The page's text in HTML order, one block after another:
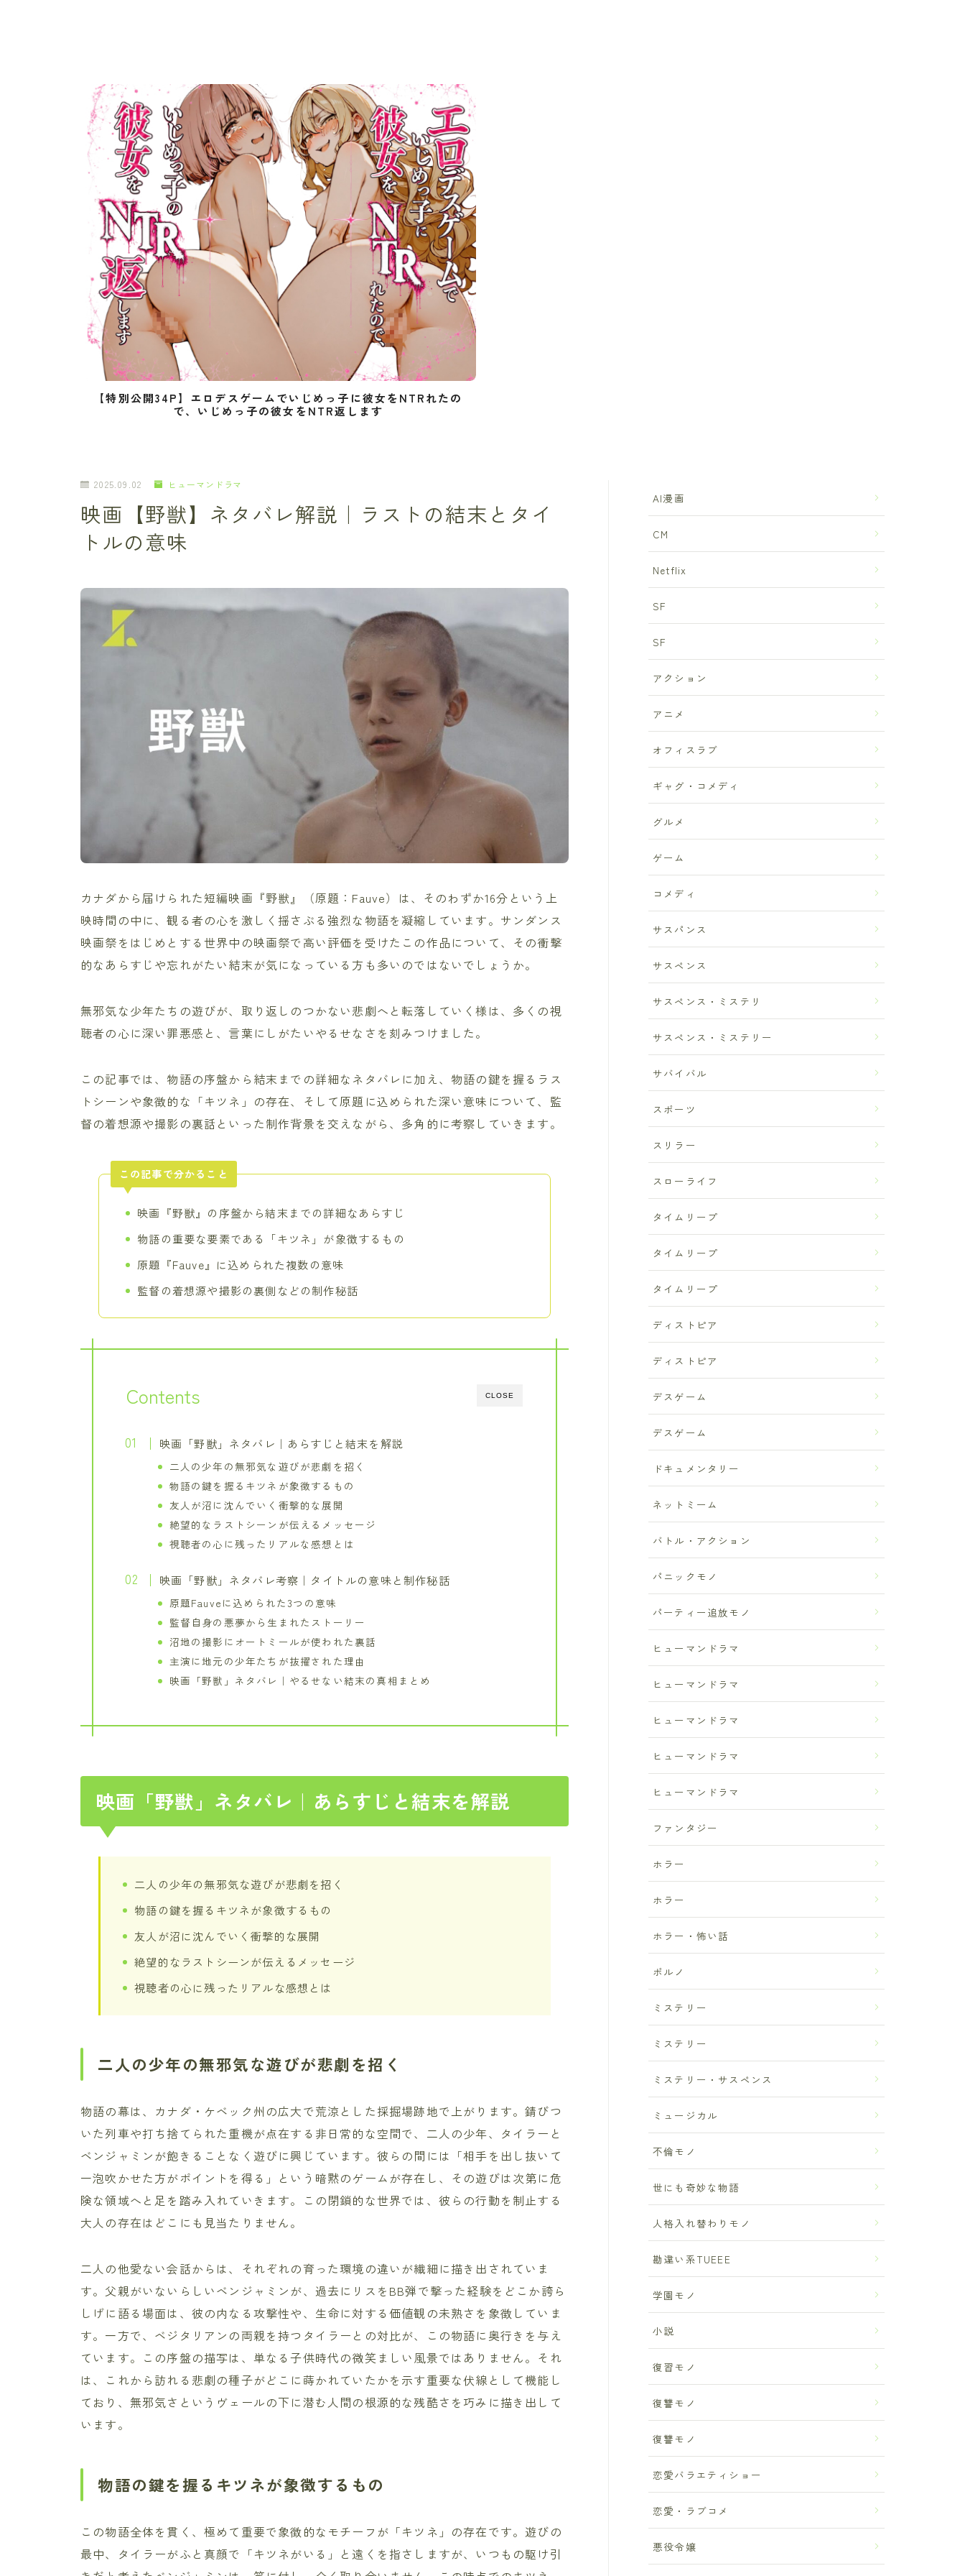
【特別公開34P】エロデスゲームでいじめっ子に彼女をNTRれたの
で、いじめっ子の彼女をNTR返します
2025.09.02 ヒューマンドラマ
映画【野獣】ネタバレ解説｜ラストの結末とタイ
トルの意味
カナダから届けられた短編映画『野獣』（原題：Fauve）は、そのわずか16分という上
映時間の中に、観る者の心を激しく揺さぶる強烈な物語を凝縮しています。サンダンス
映画祭をはじめとする世界中の映画祭で高い評価を受けたこの作品について、その衝撃
的なあらすじや忘れがたい結末が気になっている方も多いのではないでしょうか。
無邪気な少年たちの遊びが、取り返しのつかない悲劇へと転落していく様は、多くの視
聴者の心に深い罪悪感と、言葉にしがたいやるせなさを刻みつけました。
この記事では、物語の序盤から結末までの詳細なネタバレに加え、物語の鍵を握るラス
トシーンや象徴的な「キツネ」の存在、そして原題に込められた深い意味について、監
督の着想源や撮影の裏話といった制作背景を交えながら、多角的に考察していきます。
この記事で分かること
映画『野獣』の序盤から結末までの詳細なあらすじ
物語の重要な要素である「キツネ」が象徴するもの
原題『Fauve』に込められた複数の意味
監督の着想源や撮影の裏側などの制作秘話
CLOSE
Contents
映画「野獣」ネタバレ｜あらすじと結末を解説
二人の少年の無邪気な遊びが悲劇を招く
物語の鍵を握るキツネが象徴するもの
友人が沼に沈んでいく衝撃的な展開
絶望的なラストシーンが伝えるメッセージ
視聴者の心に残ったリアルな感想とは
映画「野獣」ネタバレ考察｜タイトルの意味と制作秘話
原題Fauveに込められた3つの意味
監督自身の悪夢から生まれたストーリー
沼地の撮影にオートミールが使われた裏話
主演に地元の少年たちが抜擢された理由
映画「野獣」ネタバレ｜やるせない結末の真相まとめ
映画「野獣」ネタバレ｜あらすじと結末を解説
二人の少年の無邪気な遊びが悲劇を招く
物語の鍵を握るキツネが象徴するもの
友人が沼に沈んでいく衝撃的な展開
絶望的なラストシーンが伝えるメッセージ
視聴者の心に残ったリアルな感想とは
二人の少年の無邪気な遊びが悲劇を招く
物語の幕は、カナダ・ケベック州の広大で荒涼とした採掘場跡地で上がります。錆びつ
いた列車や打ち捨てられた重機が点在する非日常的な空間で、二人の少年、タイラーと
ベンジャミンが飽きることなく遊びに興じています。彼らの間には「相手を出し抜いて
一泡吹かせた方がポイントを得る」という暗黙のゲームが存在し、その遊びは次第に危
険な領域へと足を踏み入れていきます。この閉鎖的な世界では、彼らの行動を制止する
大人の存在はどこにも見当たりません。
二人の他愛ない会話からは、それぞれの育った環境の違いが繊細に描き出されていま
す。父親がいないらしいベンジャミンが、過去にリスをBB弾で撃った経験をどこか誇ら
しげに語る場面は、彼の内なる攻撃性や、生命に対する価値観の未熟さを象徴していま
す。一方で、ベジタリアンの両親を持つタイラーとの対比が、この物語に奥行きを与え
ています。この序盤の描写は、単なる子供時代の微笑ましい風景ではありません。それ
は、これから訪れる悲劇の種子がどこに蒔かれていたかを示す重要な伏線として機能し
ており、無邪気さというヴェールの下に潜む人間の根源的な残酷さを巧みに描き出して
います。
物語の鍵を握るキツネが象徴するもの
この物語全体を貫く、極めて重要で象徴的なモチーフが「キツネ」の存在です。遊びの
最中、タイラーがふと真顔で「キツネがいる」と遠くを指さしますが、いつもの駆け引
AI漫画
CM
Netflix
SF
SF
アクション
アニメ
オフィスラブ
ギャグ・コメディ
グルメ
ゲーム
コメディ
サスパンス
サスペンス
サスペンス・ミステリ
サスペンス・ミステリー
サバイバル
スポーツ
スリラー
スローライフ
タイムリープ
タイムリープ
タイムリープ
ディストピア
ディストピア
デスゲーム
デスゲーム
ドキュメンタリー
ネットミーム
バトル・アクション
パニックモノ
パーティー追放モノ
ヒューマンドラマ
ヒューマンドラマ
ヒューマンドラマ
ヒューマンドラマ
ヒューマンドラマ
ファンタジー
ホラー
ホラー
ホラー・怖い話
ポルノ
ミステリー
ミステリー
ミステリー・サスペンス
ミュージカル
不倫モノ
世にも奇妙な物語
人格入れ替わりモノ
勘違い系TUEEE
学園モノ
小説
復習モノ
復讐モノ
復讐モノ
恋愛バラエティショー
恋愛・ラブコメ
悪役令嬢